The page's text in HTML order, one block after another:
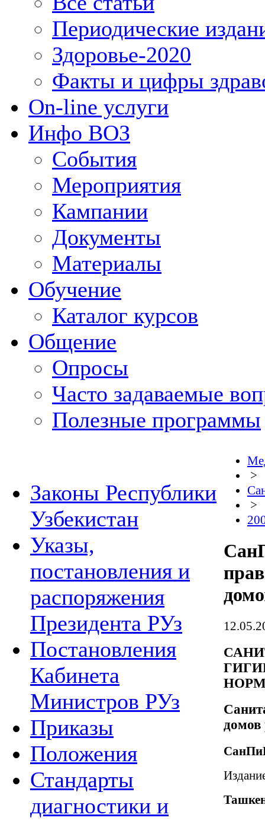
Периодические
Здоровье-2020
Факты и цифры
On-line услуги
Инфо ВОЗ
События
Мероприятия
Кампании
Документы
Материалы
Обучение
Каталог курсов
Общение
Опросы
Часто задаваемые
Полезные программы
Законы Республики
Узбекистан
Указы,
постановления и
распоряжения
Президента РУз
Постановления
Кабинета
Министров РУз
Приказы
Положения
Стандарты
диагностики и
>
>
домов